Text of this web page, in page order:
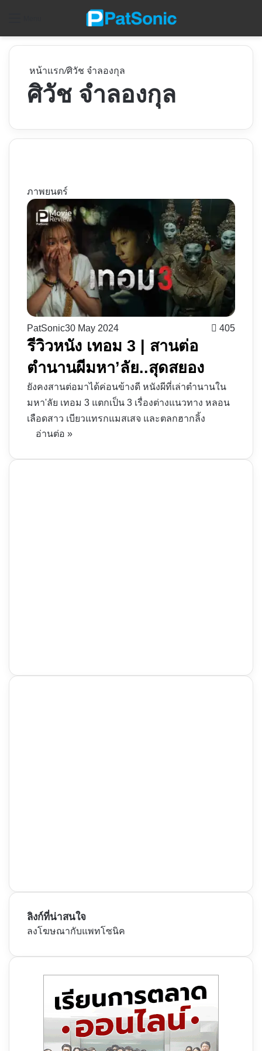
หน้าแรก/ศิวัช จําลองกุล
ศิวัช จําลองกุล
ภาพยนตร์
PatSonic30 May 2024 405
รีวิวหนัง เทอม 3 | สานต่อ
ตำนานผีมหา’ลัย..สุดสยอง
ยังคงสานต่อมาได้ค่อนข้างดี หนังผีที่เล่าตำนานใน
มหา'ลัย เทอม 3 แตกเป็น 3 เรื่องต่างแนวทาง หลอน
เลือดสาว เบียวแทรกแมสเสจ และตลกฮากลิ้ง
อ่านต่อ »
ลิงก์ที่น่าสนใจ
ลงโฆษณากับแพทโซนิค